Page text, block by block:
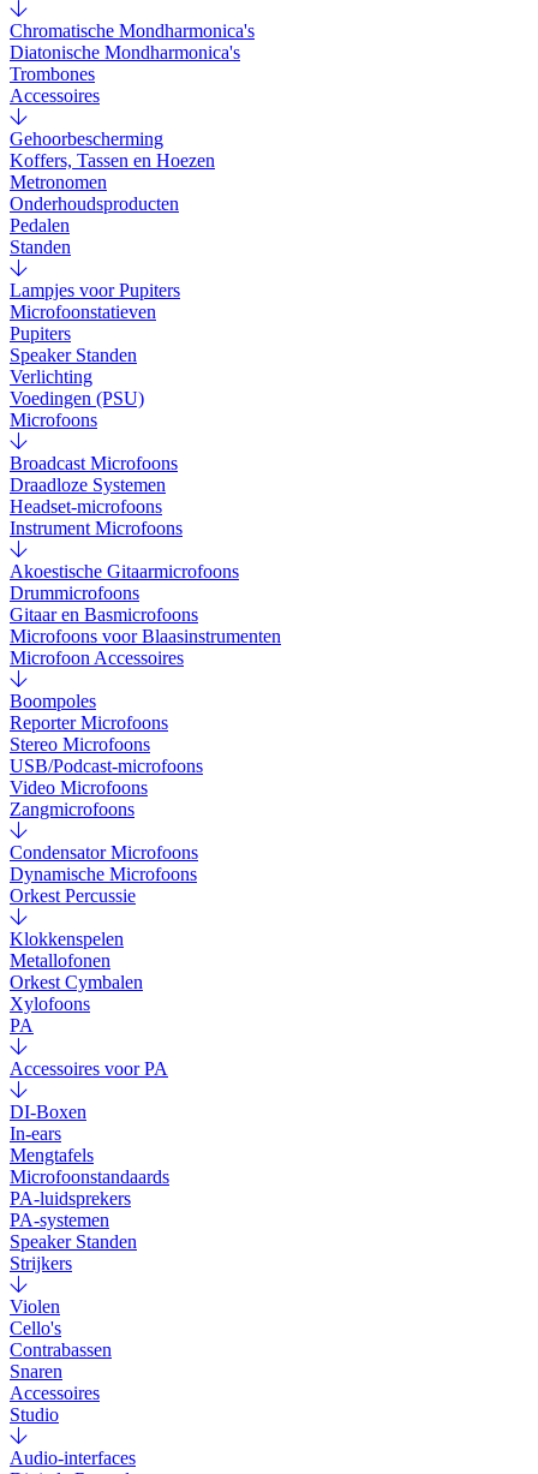
Chromatische Mondharmonica's
Diatonische Mondharmonica's
Trombones
Accessoires
Gehoorbescherming
Koffers, Tassen en Hoezen
Metronomen
Onderhoudsproducten
Pedalen
Standen
Lampjes voor Pupiters
Microfoonstatieven
Pupiters
Speaker Standen
Verlichting
Voedingen (PSU)
Microfoons
Broadcast Microfoons
Draadloze Systemen
Headset-microfoons
Instrument Microfoons
Akoestische Gitaarmicrofoons
Drummicrofoons
Gitaar en Basmicrofoons
Microfoons voor Blaasinstrumenten
Microfoon Accessoires
Boompoles
Reporter Microfoons
Stereo Microfoons
USB/Podcast-microfoons
Video Microfoons
Zangmicrofoons
Condensator Microfoons
Dynamische Microfoons
Orkest Percussie
Klokkenspelen
Metallofonen
Orkest Cymbalen
Xylofoons
PA
Accessoires voor PA
DI-Boxen
In-ears
Mengtafels
Microfoonstandaards
PA-luidsprekers
PA-systemen
Speaker Standen
Strijkers
Violen
Cello's
Contrabassen
Snaren
Accessoires
Studio
Audio-interfaces